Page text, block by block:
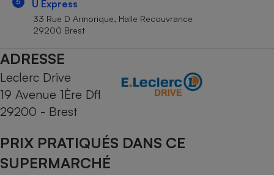
U Express
33 Rue D Armorique, Halle Recouvrance
29200 Brest
ADRESSE
Leclerc Drive
19 Avenue 1Ère Dfl
29200 - Brest
PRIX PRATIQUÉS DANS CE
SUPERMARCHÉ
Cafetière à expressos